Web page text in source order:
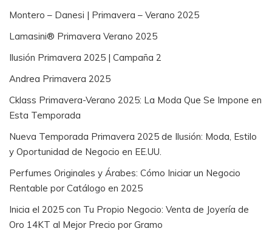
Montero – Danesi | Primavera – Verano 2025
Lamasini® Primavera Verano 2025
Ilusión Primavera 2025 | Campaña 2
Andrea Primavera 2025
Cklass Primavera-Verano 2025: La Moda Que Se Impone en
Esta Temporada
Nueva Temporada Primavera 2025 de Ilusión: Moda, Estilo
y Oportunidad de Negocio en EE.UU.
Perfumes Originales y Árabes: Cómo Iniciar un Negocio
Rentable por Catálogo en 2025
Inicia el 2025 con Tu Propio Negocio: Venta de Joyería de
Oro 14KT al Mejor Precio por Gramo